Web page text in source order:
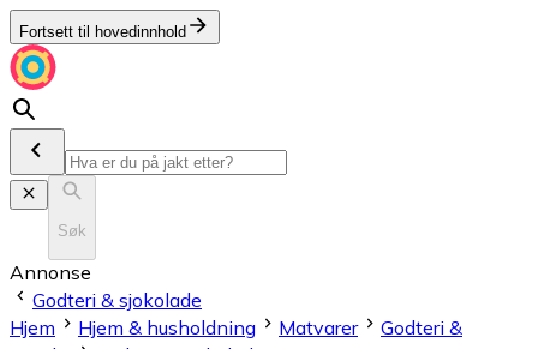
Fortsett til hovedinnhold
Søk
Annonse
Godteri & sjokolade
Hjem
Hjem & husholdning Matvarer
Godteri &